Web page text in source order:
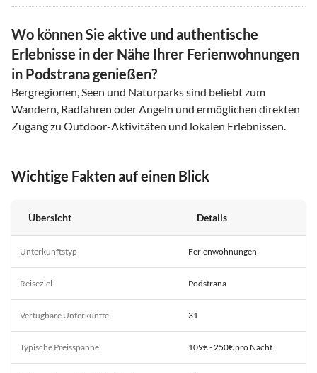
Wo können Sie aktive und authentische
Erlebnisse in der Nähe Ihrer Ferienwohnungen
in Podstrana genießen?
Bergregionen, Seen und Naturparks sind beliebt zum
Wandern, Radfahren oder Angeln und ermöglichen direkten
Zugang zu Outdoor-Aktivitäten und lokalen Erlebnissen.
Wichtige Fakten auf einen Blick
Übersicht Details
Unterkunftstyp Ferienwohnungen
Reiseziel Podstrana
Verfügbare Unterkünfte 31
Typische Preisspanne 109€ - 250€ pro Nacht